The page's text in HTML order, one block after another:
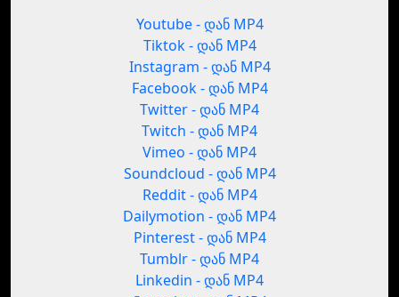
Youtube - დან MP4
Tiktok - დან MP4
Instagram - დან MP4
Facebook - დან MP4
Twitter - დან MP4
Twitch - დან MP4
Vimeo - დან MP4
Soundcloud - დან MP4
Reddit - დან MP4
Dailymotion - დან MP4
Pinterest - დან MP4
Tumblr - დან MP4
Linkedin - დან MP4